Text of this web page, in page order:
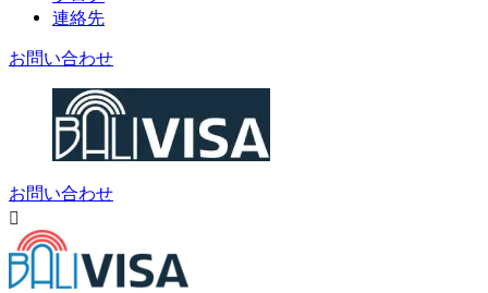
連絡先
お問い合わせ
お問い合わせ